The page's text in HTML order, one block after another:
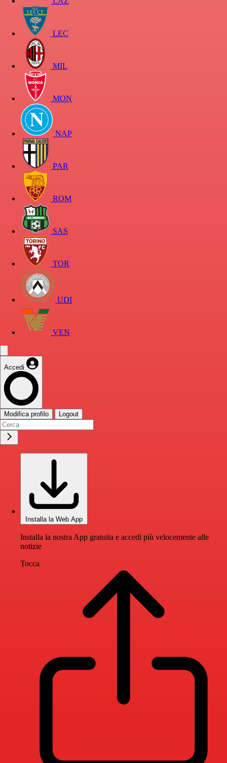
LEC
MIL
MON
NAP
PAR
ROM
SAS
TOR
UDI
VEN
Accedi
Modifica profilo Logout
Installa la Web App
Installa la nostra App gratuita e accedi più velocemente alle
notizie
Tocca